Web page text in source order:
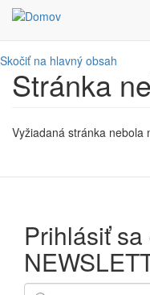
Skočiť na hlavný obsah
Stránka
Vyžiadaná stránka nebola
Prihlásiť sa